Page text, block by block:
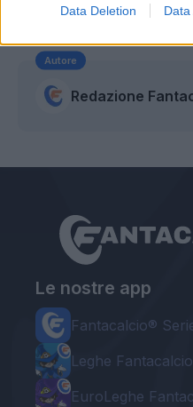
Data Deletion Data
Autore
Redazione
Le nostre app
Fantacalcio®
Leghe
EuroLeghe